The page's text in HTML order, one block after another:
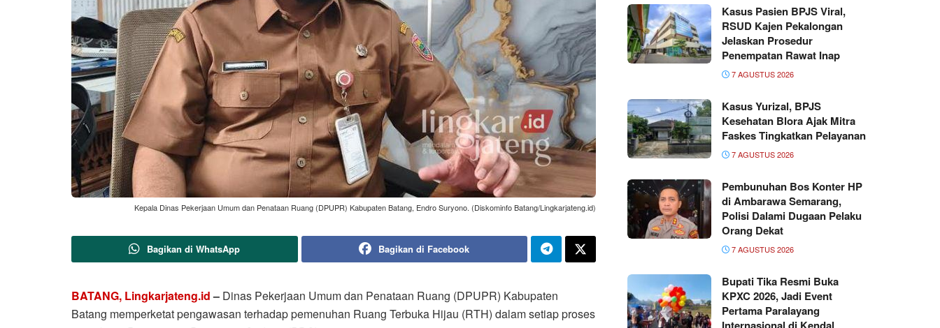
Kepala Dinas Pekerjaan Umum dan Penataan Ruang (DPUPR) Kabupaten Batang, Endro Suryono. (Diskominfo Batang/Lingkarjateng.id)
Bagikan di WhatsApp Bagikan di Facebook
BATANG, Lingkarjateng.id– Dinas Pekerjaan Umum dan Penataan Ruang (DPUPR) Kabupaten
Batang memperketat pengawasan terhadap pemenuhan Ruang Terbuka Hijau (RTH) dalam setiap proses
Kasus Pasien BPJS Viral,
RSUD Kajen Pekalongan
Jelaskan Prosedur
Penempatan Rawat Inap
7 AGUSTUS 2026
Kasus Yurizal, BPJS
Kesehatan Blora Ajak Mitra
Faskes Tingkatkan Pelayanan
7 AGUSTUS 2026
Pembunuhan Bos Konter HP
di Ambarawa Semarang,
Polisi Dalami Dugaan Pelaku
Orang Dekat
7 AGUSTUS 2026
Bupati Tika Resmi Buka
KPXC 2026, Jadi Event
Pertama Paralayang
Internasional di Kendal